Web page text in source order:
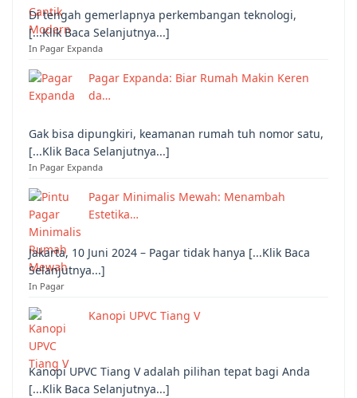
Di tengah gemerlapnya perkembangan teknologi,
[...Klik Baca Selanjutnya...]
In Pagar Expanda
Pagar Expanda: Biar Rumah Makin Keren
da…
Gak bisa dipungkiri, keamanan rumah tuh nomor satu,
[...Klik Baca Selanjutnya...]
In Pagar Expanda
Pagar Minimalis Mewah: Menambah
Estetika…
Jakarta, 10 Juni 2024 – Pagar tidak hanya [...Klik Baca
Selanjutnya...]
In Pagar
Kanopi UPVC Tiang V
Kanopi UPVC Tiang V adalah pilihan tepat bagi Anda
[...Klik Baca Selanjutnya...]